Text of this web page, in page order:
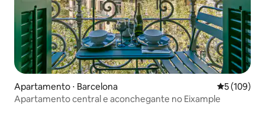
Apartamento ⋅ Barcelona 5 de uma
5 (109)
Apartamento central e aconchegante no Eixample